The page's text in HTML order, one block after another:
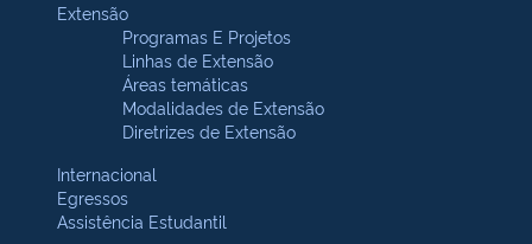
Extensão
Programas E Projetos
Linhas de Extensão
Áreas temáticas
Modalidades de Extensão
Diretrizes de Extensão
Internacional
Egressos
Assistência Estudantil